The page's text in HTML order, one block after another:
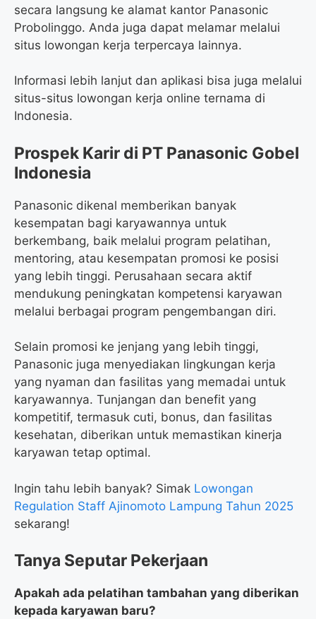
secara langsung ke alamat kantor Panasonic
Probolinggo. Anda juga dapat melamar melalui
situs lowongan kerja terpercaya lainnya.
Informasi lebih lanjut dan aplikasi bisa juga melalui
situs-situs lowongan kerja online ternama di
Indonesia.
Prospek Karir di PT Panasonic Gobel
Indonesia
Panasonic dikenal memberikan banyak
kesempatan bagi karyawannya untuk
berkembang, baik melalui program pelatihan,
mentoring, atau kesempatan promosi ke posisi
yang lebih tinggi. Perusahaan secara aktif
mendukung peningkatan kompetensi karyawan
melalui berbagai program pengembangan diri.
Selain promosi ke jenjang yang lebih tinggi,
Panasonic juga menyediakan lingkungan kerja
yang nyaman dan fasilitas yang memadai untuk
karyawannya. Tunjangan dan benefit yang
kompetitif, termasuk cuti, bonus, dan fasilitas
kesehatan, diberikan untuk memastikan kinerja
karyawan tetap optimal.
Ingin tahu lebih banyak? Simak Lowongan
Regulation Staff Ajinomoto Lampung Tahun 2025
sekarang!
Tanya Seputar Pekerjaan
Apakah ada pelatihan tambahan yang diberikan
kepada karyawan baru?